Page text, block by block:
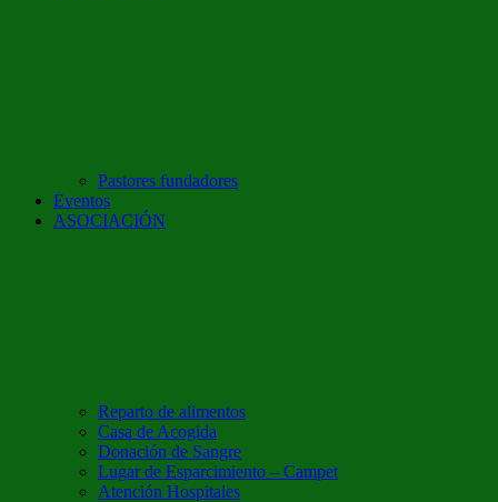
Pastores fundadores
Eventos
ASOCIACIÓN
Reparto de alimentos
Casa de Acogida
Donación de Sangre
Lugar de Esparcimiento – Campet
Atención Hospitales